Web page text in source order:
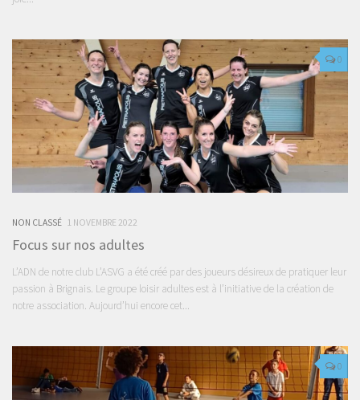
0
NON CLASSÉ 1 NOVEMBRE 2022
Focus sur nos adultes
L’ADN de notre club L’ASVG a été créé par des joueurs désireux de pratiquer leur
passion à Brignais. Le groupe loisir adultes est à l’initiative de la création de
notre association. Aujourd’hui encore cet...
0